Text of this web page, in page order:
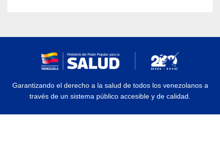
Garantizando el derecho a la salud de todos los venezolanos a
través de un sistema público accesible y de calidad.